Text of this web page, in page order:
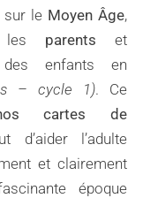
sur le Moyen Âge,
les parents et
enfants en
– cycle 1). Ce
cartes de
l’adulte
et clairement
époque